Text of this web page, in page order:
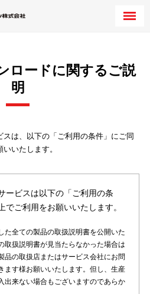
ロードに関するご説
明
は、以下の「ご利用の条件」にご同
いたします。
ービスは以下の「ご利用の条
でご利用をお願いいたします。
た全ての製品の取扱説明書を公開いた
取扱説明書が見当たらなかった場合は
品の取扱店またはサービス会社にお問
ます様お願いいたします。但し、生産
出来ない場合もございますのであらか